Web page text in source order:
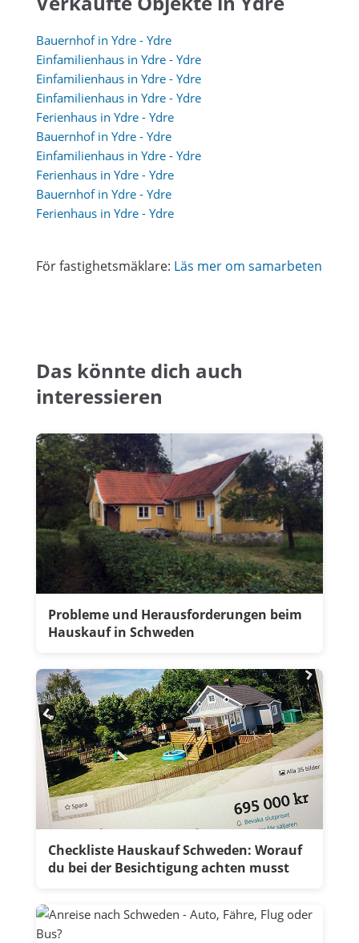
Bauernhof in Ydre - Ydre
Einfamilienhaus in Ydre - Ydre
Einfamilienhaus in Ydre - Ydre
Einfamilienhaus in Ydre - Ydre
Ferienhaus in Ydre - Ydre
Bauernhof in Ydre - Ydre
Einfamilienhaus in Ydre - Ydre
Ferienhaus in Ydre - Ydre
Bauernhof in Ydre - Ydre
Ferienhaus in Ydre - Ydre
För fastighetsmäklare: Läs mer om samarbeten
Das könnte dich auch
interessieren
Probleme und Herausforderungen beim
Hauskauf in Schweden
Checkliste Hauskauf Schweden: Worauf
du bei der Besichtigung achten musst